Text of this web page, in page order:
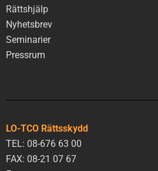
Rättshjälp
Nyhetsbrev
Seminarier
Pressrum
LO-TCO Rättsskydd
TEL: 08-676 63 00
FAX: 08-21 07 67